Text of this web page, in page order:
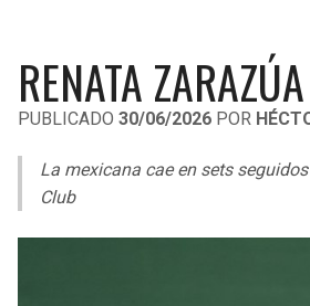
RENATA
PUBLICADO 30/06/2026 POR
La mexicana cae en sets
Club